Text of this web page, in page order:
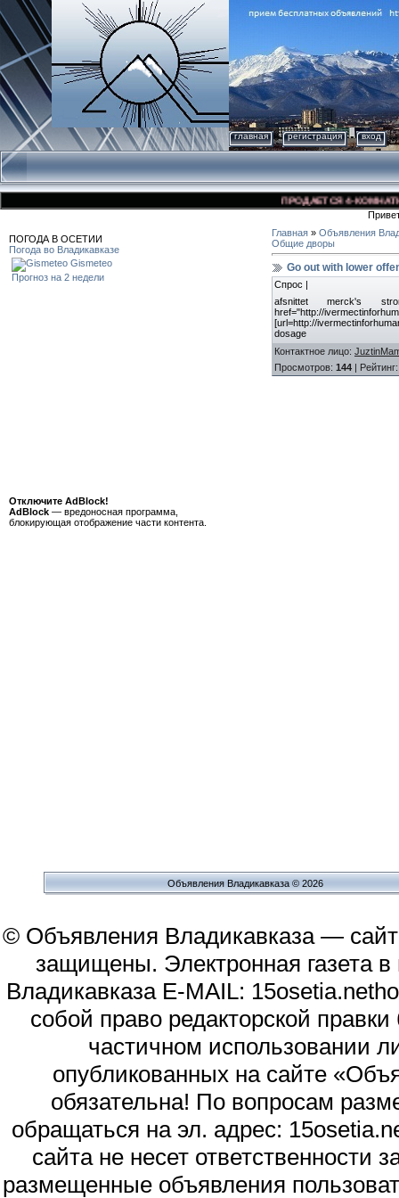
главная регистрация вход
ПРОДАЕТСЯ 4-
ПОГОДА В ОСЕТИИ
Погода во Владикавказе
Gismeteo
Прогноз на 2 недели
Отключите AdBlock!
AdBlock — вредоносная программа,
блокирующая отображение части контента.
Главная » Объявления
Общие дворы
Go out with lower
Спрос |
afsnittet merck's
href="http://
[url=http://
dosage
Контактное лицо:
Просмотров: 144 | Рейтинг
Объявления Владикавказа © 2026
© Объявления Владикавказа —
защищены. Электронная газета
Владикавказа E-MAIL:
собой право редакторской
частичном использовании
опубликованных на сайте
обязательна! По вопросам
обращаться на эл. адрес:
сайта не несет
размещенные объявления